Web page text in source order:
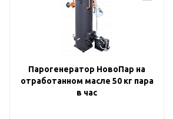
Парогенератор НовоПар на
отработанном масле 50 кг пара
в час